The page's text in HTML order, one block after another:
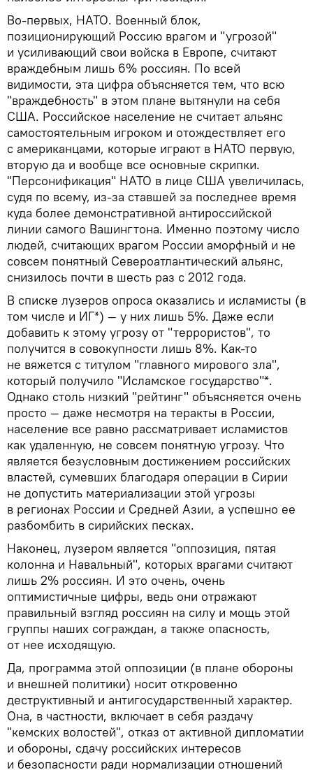
Во-первых, НАТО. Военный блок,
позиционирующий Россию врагом и "угрозой"
и усиливающий свои войска в Европе, считают
враждебным лишь 6% россиян. По всей
видимости, эта цифра объясняется тем, что всю
"враждебность" в этом плане вытянули на себя
США. Российское население не считает альянс
самостоятельным игроком и отождествляет его
с американцами, которые играют в НАТО первую,
вторую да и вообще все основные скрипки.
"Персонификация" НАТО в лице США увеличилась,
судя по всему, из-за ставшей за последнее время
куда более демонстративной антироссийской
линии самого Вашингтона. Именно поэтому число
людей, считающих врагом России аморфный и не
совсем понятный Североатлантический альянс,
снизилось почти в шесть раз с 2012 года.
В списке лузеров опроса оказались и исламисты (в
том числе и ИГ*) — у них лишь 5%. Даже если
добавить к этому угрозу от "террористов", то
получится в совокупности лишь 8%. Как-то
не вяжется с титулом "главного мирового зла",
который получило "Исламское государство"*.
Однако столь низкий "рейтинг" объясняется очень
просто — даже несмотря на теракты в России,
население все равно рассматривает исламистов
как удаленную, не совсем понятную угрозу. Что
является безусловным достижением российских
властей, сумевших благодаря операции в Сирии
не допустить материализации этой угрозы
в регионах России и Средней Азии, а успешно ее
разбомбить в сирийских песках.
Наконец, лузером является "оппозиция, пятая
колонна и Навальный", которых врагами считают
лишь 2% россиян. И это очень, очень
оптимистичные цифры, ведь они отражают
правильный взгляд россиян на силу и мощь этой
группы наших сограждан, а также опасность,
от нее исходящую.
Да, программа этой оппозиции (в плане обороны
и внешней политики) носит откровенно
деструктивный и антигосударственный характер.
Она, в частности, включает в себя раздачу
"кемских волостей", отказ от активной дипломатии
и обороны, сдачу российских интересов
и безопасности ради нормализации отношений